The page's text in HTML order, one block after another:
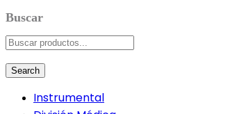
Search
Instrumental